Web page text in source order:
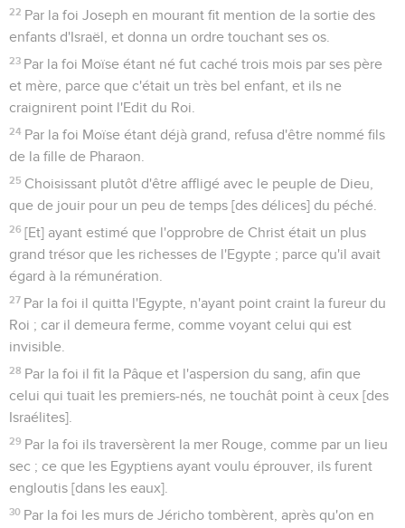
22 Par la foi Joseph en mourant fit mention de la sortie des
enfants d'Israël, et donna un ordre touchant ses os.
23 Par la foi Moïse étant né fut caché trois mois par ses père
et mère, parce que c'était un très bel enfant, et ils ne
craignirent point l'Edit du Roi.
24 Par la foi Moïse étant déjà grand, refusa d'être nommé fils
de la fille de Pharaon.
25 Choisissant plutôt d'être affligé avec le peuple de Dieu,
que de jouir pour un peu de temps [des délices] du péché.
26 [Et] ayant estimé que l'opprobre de Christ était un plus
grand trésor que les richesses de l'Egypte ; parce qu'il avait
égard à la rémunération.
27 Par la foi il quitta l'Egypte, n'ayant point craint la fureur du
Roi ; car il demeura ferme, comme voyant celui qui est
invisible.
28 Par la foi il fit la Pâque et l'aspersion du sang, afin que
celui qui tuait les premiers-nés, ne touchât point à ceux [des
Israélites].
29 Par la foi ils traversèrent la mer Rouge, comme par un lieu
sec ; ce que les Egyptiens ayant voulu éprouver, ils furent
engloutis [dans les eaux].
30 Par la foi les murs de Jéricho tombèrent, après qu'on en